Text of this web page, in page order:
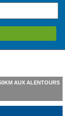
AUX ALENTOURS